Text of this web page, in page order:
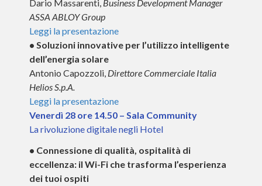
Dario Massarenti, Business Development Manager
ASSA ABLOY Group
Leggi la presentazione
• Soluzioni innovative per l’utilizzo intelligente
dell’energia solare
Antonio Capozzoli, Direttore Commerciale Italia
Helios S.p.A.
Leggi la presentazione
Venerdì 28 ore 14.50 – Sala Community
La rivoluzione digitale negli Hotel
• Connessione di qualità, ospitalità di
eccellenza: il Wi-Fi che trasforma l’esperienza
dei tuoi ospiti